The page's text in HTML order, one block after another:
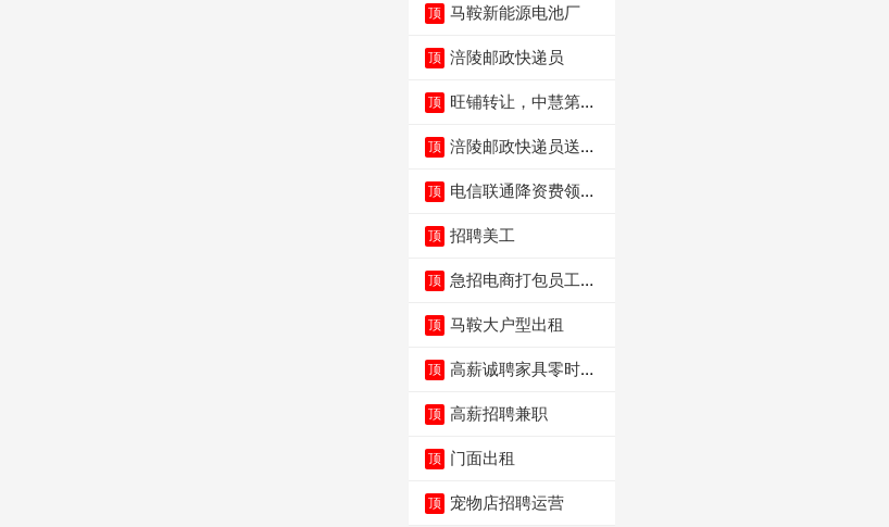
顶 马鞍新能源电池厂
顶 涪陵邮政快递员
顶 旺铺转让，中慧第一
顶 涪陵邮政快递员送货
顶 电信联通降资费领价
顶 招聘美工
顶 急招电商打包员工作
顶 马鞍大户型出租
顶 高薪诚聘家具零时促
顶 高薪招聘兼职
顶 门面出租
顶 宠物店招聘运营